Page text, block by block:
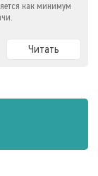
как минимум
Читать